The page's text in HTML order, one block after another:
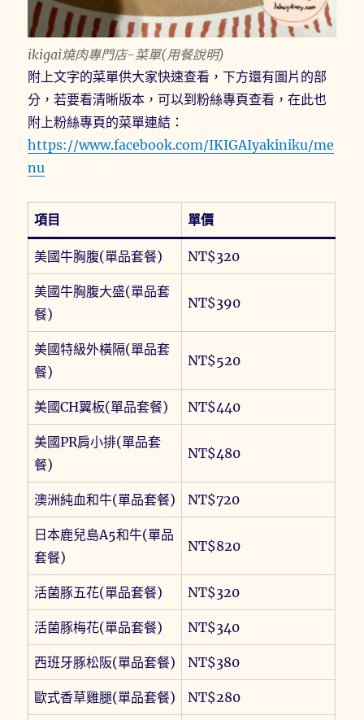
ikigai燒肉專門店-菜單(用餐說明)
附上文字的菜單供大家快速查看，下方還有圖片的部
分，若要看清晰版本，可以到粉絲專頁查看，在此也
附上粉絲專頁的菜單連結：
https://www.facebook.com/IKIGAIyakiniku/me
nu
項目 單價
美國牛胸腹(單品套餐) NT$320
美國牛胸腹大盛(單品套
餐)
NT$390
美國特級外橫隔(單品套
餐)
NT$520
美國CH翼板(單品套餐) NT$440
美國PR肩小排(單品套
餐)
NT$480
澳洲純血和牛(單品套餐) NT$720
日本鹿兒島A5和牛(單品
套餐)
NT$820
活菌豚五花(單品套餐) NT$320
活菌豚梅花(單品套餐) NT$340
西班牙豚松阪(單品套餐) NT$380
歐式香草雞腿(單品套餐) NT$280